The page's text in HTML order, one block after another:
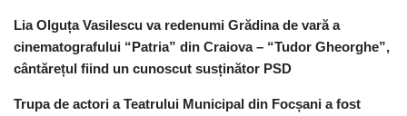
Lia Olguța Vasilescu va redenumi Grădina de vară a
cinematografului “Patria” din Craiova – “Tudor Gheorghe”,
cântărețul fiind un cunoscut susținător PSD
Trupa de actori a Teatrului Municipal din Focșani a fost